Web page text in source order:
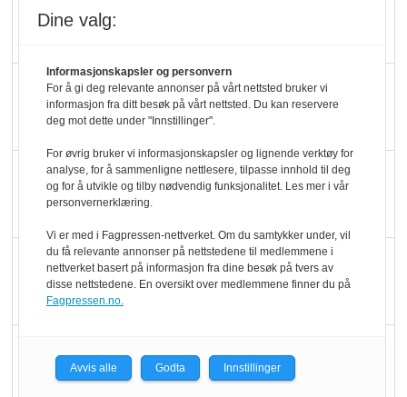
Slik opprettholdes
ølsalget
Færre varer, men fulle
hyller
KI lager mat i butikken
Q passerte 1 milliard i
Rema i 2025
Dine valg:
Informasjonskapsler og personvern
For å gi deg relevante annonser på vårt nettsted bruker vi
informasjon fra ditt besøk på vårt nettsted. Du kan reservere
deg mot dette under "Innstillinger".
For øvrig bruker vi informasjonskapsler og lignende verktøy for
analyse, for å sammenligne nettlesere, tilpasse innhold til deg
og for å utvikle og tilby nødvendig funksjonalitet. Les mer i vår
personvernerklæring.
Vi er med i Fagpressen-nettverket. Om du samtykker under, vil
du få relevante annonser på nettstedene til medlemmene i
nettverket basert på informasjon fra dine besøk på tvers av
disse nettstedene. En oversikt over medlemmene finner du på
Fagpressen.no.
Avvis alle Godta Innstillinger